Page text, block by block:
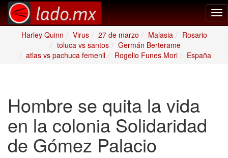
Harley Quinn
Virus 27 de marzo Malasia
Rosario
toluca vs santos
Germán Berterame
atlas vs pachuca femenil
Rogelio Funes Mori España
Hombre se quita la vida
en la colonia Solidaridad
de Gómez Palacio